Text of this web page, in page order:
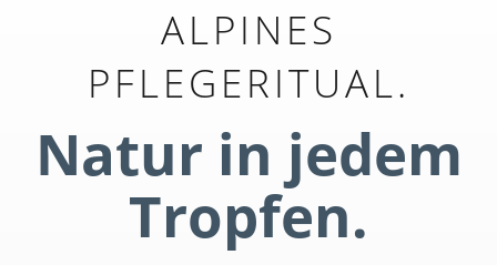
ALPINES
PFLEGERITUAL.
Natur in jedem
Tropfen.